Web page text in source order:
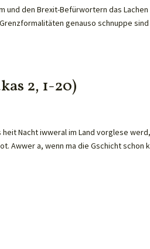
und den Brexit-Befürwortern das
genauso schnuppe
2, 1-20)
heit Nacht iwweral im Land vorglese
Awwer a, wenn ma die Gschicht schon